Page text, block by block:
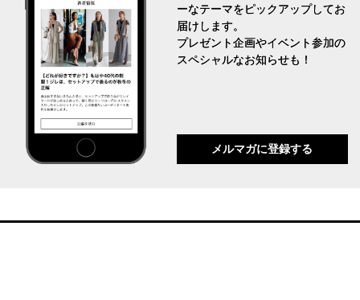
ーなテーマをピックアップしてお
届けします。
プレゼント企画やイベント参加の
スペシャルなお知らせも！
メルマガに登録する